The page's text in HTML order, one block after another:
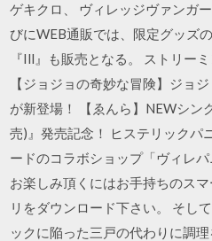
ゲキクロ、 ヴィレッジヴァンガ
びにWEB通販では、限定グッズ
『Ill』も販売となる。 ストリー
【ジョジョの奇妙な冒険】ジョ
が新登場！ 【ゑんら】NEWシン
売)』発売記念！ ヒステリックパ
ードのコラボショップ「ヴィレ
お楽しみ頂くにはお手持ちのス
リをダウンロード下さい。 そし
ックに陥った三戸の代わりに調